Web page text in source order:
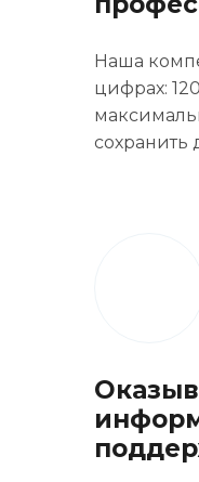
Наша
цифрах:
сохранить